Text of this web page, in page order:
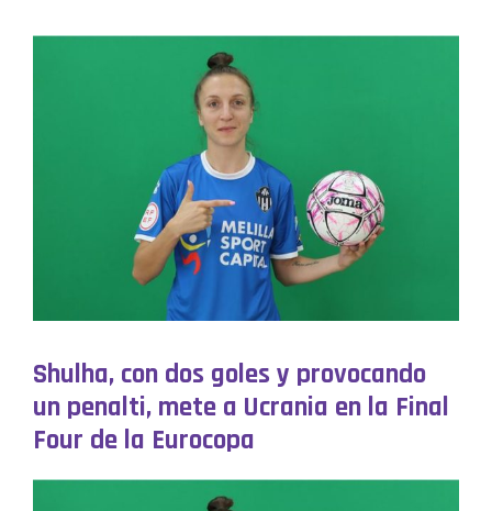
Shulha, con dos goles y provocando
un penalti, mete a Ucrania en la Final
Four de la Eurocopa